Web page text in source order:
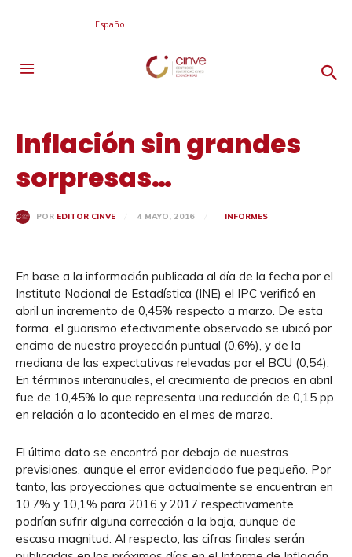
Español
Inflación sin grandes
sorpresas…
POR EDITOR CINVE 4 MAYO, 2016 INFORMES
En base a la información publicada al día de la fecha por el
Instituto Nacional de Estadística (INE) el IPC verificó en
abril un incremento de 0,45% respecto a marzo. De esta
forma, el guarismo efectivamente observado se ubicó por
encima de nuestra proyección puntual (0,6%), y de la
mediana de las expectativas relevadas por el BCU (0,54).
En términos interanuales, el crecimiento de precios en abril
fue de 10,45% lo que representa una reducción de 0,15 pp.
en relación a lo acontecido en el mes de marzo.
El último dato se encontró por debajo de nuestras
previsiones, aunque el error evidenciado fue pequeño. Por
tanto, las proyecciones que actualmente se encuentran en
10,7% y 10,1% para 2016 y 2017 respectivamente
podrían sufrir alguna corrección a la baja, aunque de
escasa magnitud. Al respecto, las cifras finales serán